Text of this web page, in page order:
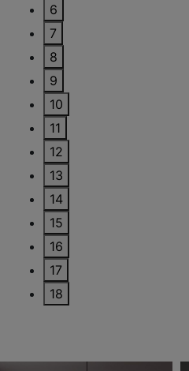
6
7
8
9
10
11
12
13
14
15
16
17
18